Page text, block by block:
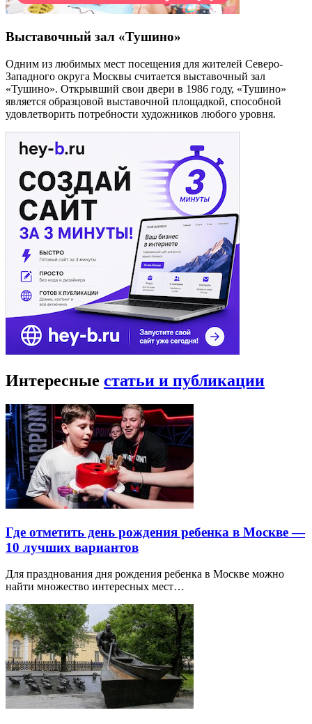
Выставочный зал «Тушино»
Одним из любимых мест посещения для жителей Северо-
Западного округа Москвы считается выставочный зал
«Тушино». Открывший свои двери в 1986 году, «Тушино»
является образцовой выставочной площадкой, способной
удовлетворить потребности художников любого уровня.
Интересные статьи и публикации
Где отметить день рождения ребенка в Москве —
10 лучших вариантов
Для празднования дня рождения ребенка в Москве можно
найти множество интересных мест…